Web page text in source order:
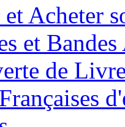
Acheter
et
de